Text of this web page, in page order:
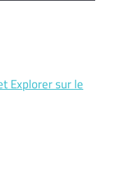
Explorer sur le